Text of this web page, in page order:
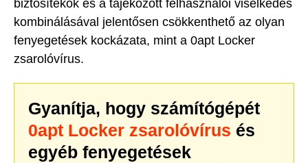
biztosítékok és a tájékozott felhasználói viselkedés
kombinálásával jelentősen csökkenthető az olyan
fenyegetések kockázata, mint a 0apt Locker
zsarolóvírus.
Gyanítja, hogy számítógépét
0apt Locker zsarolóvírus és
egyéb fenyegetések